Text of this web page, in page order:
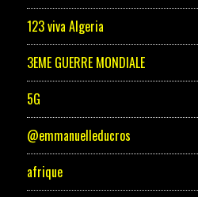
123 viva Algeria
3EME GUERRE MONDIALE
5G
@emmanuelleducros
afrique